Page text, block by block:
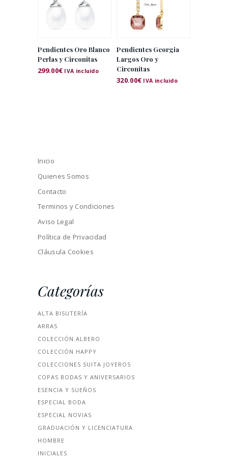
Pendientes Oro Blanco
Perlas y Circonitas
299.00€ IVA incluido
Pendientes Georgia
Largos Oro y
Circonitas
320.00€ IVA incluido
Inicio
Quienes Somos
Contacto
Terminos y Condiciones
Aviso Legal
Política de Privacidad
Cláusula Cookies
Categorías
ALTA BISUTERÍA
ARRAS
COLECCIÓN ALBERO
COLECCIÓN HAPPY
COLECCIONES SUITA JOYEROS
COPAS BODAS Y ANIVERSARIOS
ESENCIA Y SUEÑOS
ESPECIAL BODA
ESPECIAL NOVIAS
GRADUACIÓN Y LICENCIATURA
HOMBRE
INICIALES